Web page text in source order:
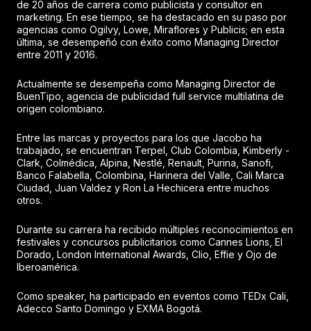
de 20 años de carrera como publicista y consultor en
marketing. En ese tiempo, se ha destacado en su paso por
agencias como Ogilvy, Lowe, Miraflores y Publicis; en esta
última, se desempeñó con éxito como Managing Director
entre 2011 y 2016.
Actualmente se desempeña como Managing Director de
BuenTipo, agencia de publicidad full service multilatina de
origen colombiano.
Entre las marcas y proyectos para los que Jacobo ha
trabajado, se encuentran Terpel, Club Colombia, Kimberly -
Clark, Colmédica, Alpina, Nestlé, Renault, Purina, Sanofi,
Banco Falabella, Colombina, Harinera del Valle, Cali Marca
Ciudad, Juan Valdez y Ron La Hechicera entre muchos
otros.
Durante su carrera ha recibido múltiples reconocimientos en
festivales y concursos publicitarios como Cannes Lions, El
Dorado, London International Awards, Clio, Effie y Ojo de
Iberoamérica.
Como speaker, ha participado en eventos como TEDx Cali,
Adecco Santo Domingo y EXMA Bogotá.